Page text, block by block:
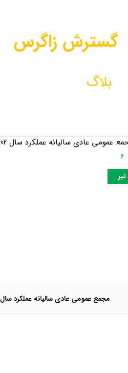
گسترش زاگرس
بلاگ
مجمع عمومی عادی سالیانه عملکرد سال 1402
6
تیر